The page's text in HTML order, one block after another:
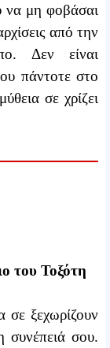
να μη φοβάσαι
από την
Δεν είναι
πάντοτε στο
σε χρίζει
του Τοξότη
σε ξεχωρίζουν
συνέπειά σου.